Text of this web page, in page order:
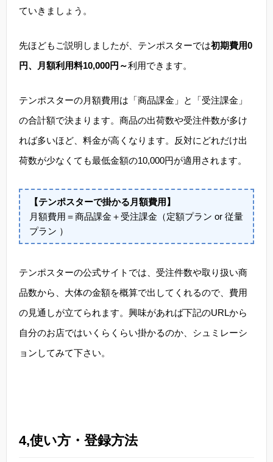
ていきましょう。
先ほどもご説明しましたが、テンポスターでは初期費用0
円、月額利用料10,000円～利用できます。
テンポスターの月額費用は「商品課金」と「受注課金」
の合計額で決まります。商品の出荷数や受注件数が多け
れば多いほど、料金が高くなります。反対にどれだけ出
荷数が少なくても最低金額の10,000円が適用されます。
【テンポスターで掛かる月額費用】
月額費用＝商品課金＋受注課金（定額プラン or 従量
プラン ）
テンポスターの公式サイトでは、受注件数や取り扱い商
品数から、大体の金額を概算で出してくれるので、費用
の見通しが立てられます。興味があれば下記のURLから
自分のお店ではいくらくらい掛かるのか、シュミレーシ
ョンしてみて下さい。
4,使い方・登録方法